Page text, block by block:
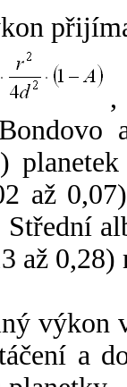
,
až
Střední
až 0,28)
výkon
a